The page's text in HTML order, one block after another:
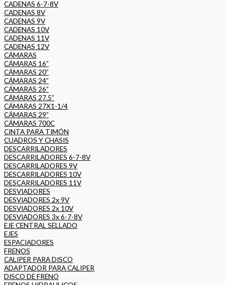
CADENAS 6-7-8V
CADENAS 8V
CADENAS 9V
CADENAS 10V
CADENAS 11V
CADENAS 12V
CÁMARAS
CÁMARAS 16”
CÁMARAS 20”
CÁMARAS 24”
CÁMARAS 26”
CÁMARAS 27.5”
CÁMARAS 27X1-1/4
CÁMARAS 29”
CÁMARAS 700C
CINTA PARA TIMÓN
CUADROS Y CHASIS
DESCARRILADORES
DESCARRILADORES 6-7-8V
DESCARRILADORES 9V
DESCARRILADORES 10V
DESCARRILADORES 11V
DESVIADORES
DESVIADORES 2x 9V
DESVIADORES 2x 10V
DESVIADORES 3x 6-7-8V
EJE CENTRAL SELLADO
EJES
ESPACIADORES
FRENOS
CALIPER PARA DISCO
ADAPTADOR PARA CALIPER
DISCO DE FRENO